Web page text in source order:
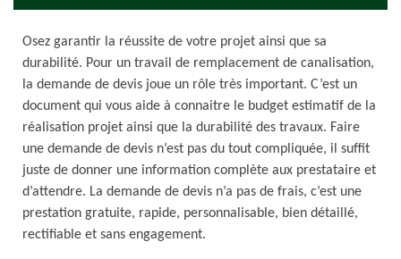
Osez garantir la réussite de votre projet ainsi que sa
durabilité. Pour un travail de remplacement de canalisation,
la demande de devis joue un rôle très important. C’est un
document qui vous aide à connaitre le budget estimatif de la
réalisation projet ainsi que la durabilité des travaux. Faire
une demande de devis n’est pas du tout compliquée, il suffit
juste de donner une information complète aux prestataire et
d’attendre. La demande de devis n’a pas de frais, c’est une
prestation gratuite, rapide, personnalisable, bien détaillé,
rectifiable et sans engagement.